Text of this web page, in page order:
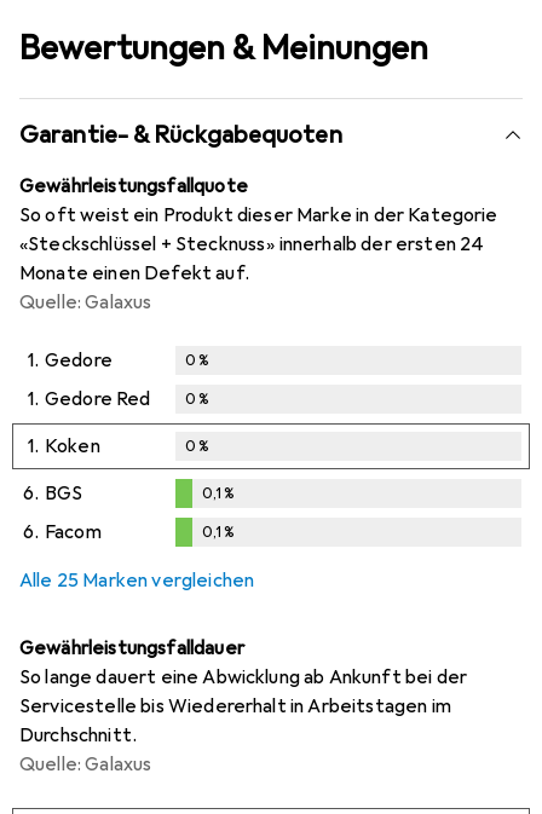
Bewertungen & Meinungen
Garantie- & Rückgabequoten
Gewährleistungsfallquote
So oft weist ein Produkt dieser Marke in der Kategorie
«Steckschlüssel + Stecknuss» innerhalb der ersten 24
Monate einen Defekt auf.
Quelle: Galaxus
1. Gedore 0%
1. Gedore Red 0%
1. Koken 0%
6. BGS
%
0,1%
6. Facom 0,1%
Alle 25 Marken vergleichen
Gewährleistungsfalldauer
So lange dauert eine Abwicklung ab Ankunft bei der
Servicestelle bis Wiedererhalt in Arbeitstagen im
Durchschnitt.
Quelle: Galaxus